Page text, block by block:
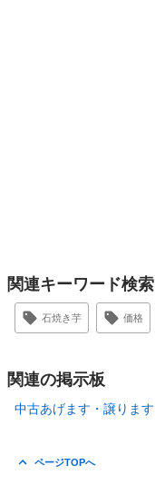
関連キーワード検索
石焼き芋 価格
関連の掲示板
中古あげます・譲ります
ページTOPへ